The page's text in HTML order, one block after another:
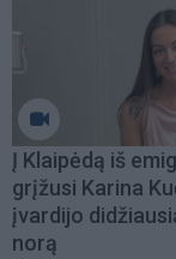
Į Klaipėdą iš
grįžusi Karina
įvardijo
norą